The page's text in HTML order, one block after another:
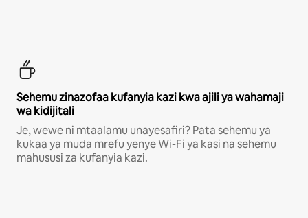
Sehemu zinazofaa kufanyia kazi kwa ajili ya wahamaji
wa kidijitali
Je, wewe ni mtaalamu unayesafiri? Pata sehemu ya
kukaa ya muda mrefu yenye Wi-Fi ya kasi na sehemu
mahususi za kufanyia kazi.